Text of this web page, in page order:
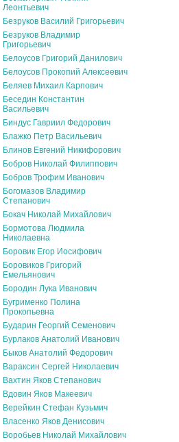
Леонтьевич
Безруков Василий Григорьевич
Безруков Владимир
Григорьевич
Белоусов Григорий Данилович
Белоусов Прокопий Алексеевич
Беляев Михаил Карпович
Беседин Константин
Васильевич
Биндус Гавриил Федорович
Блажко Петр Васильевич
Блинов Евгений Никифорович
Бобров Николай Филиппович
Бобров Трофим Иванович
Богомазов Владимир
Степанович
Бокач Николай Михайлович
Бормотова Людмила
Николаевна
Боровик Егор Иосифович
Боровиков Григорий
Емельянович
Бородин Лука Иванович
Бугрименко Полина
Прокопьевна
Бударин Георгий Семенович
Бурлаков Анатолий Иванович
Быков Анатолий Федорович
Вараксин Сергей Николаевич
Вахтин Яков Степанович
Вдовин Яков Макеевич
Верейкин Стефан Кузьмич
Власенко Яков Денисович
Воробьев Николай Михайлович